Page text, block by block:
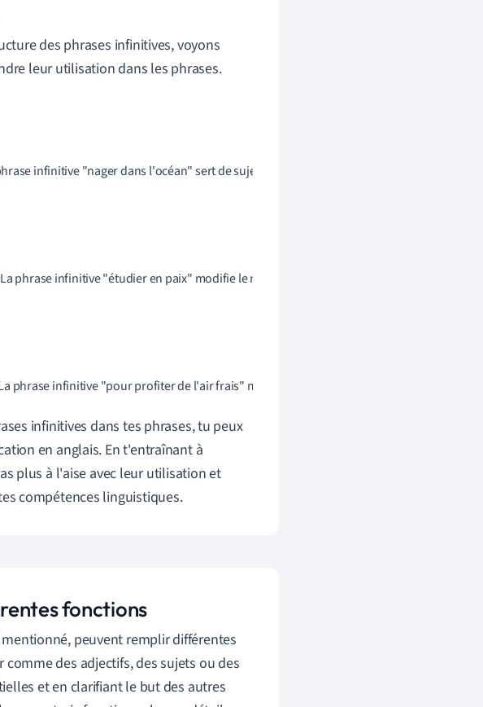
des phrases infinitives, voyons
leur utilisation dans les phrases.
infinitive "nager dans l'océan" sert de sujet à la phrase).
phrase infinitive "étudier en paix" modifie le nom "endroit").
phrase infinitive "pour profiter de l'air frais" modifie le verbe "aller").
infinitives dans tes phrases, tu peux
en anglais. En t'entraînant à
plus à l'aise avec leur utilisation et
compétences linguistiques.
fonctions
peuvent remplir différentes
des adjectifs, des sujets ou des
et en clarifiant le but des autres